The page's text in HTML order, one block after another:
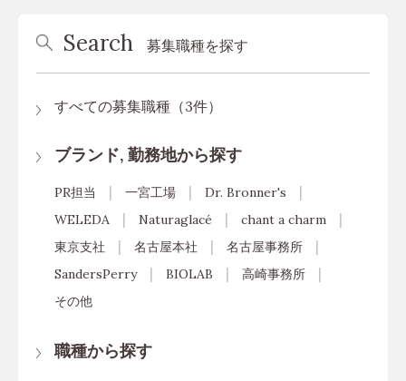
Search 募集職種を探す
すべての募集職種（3件）
ブランド, 勤務地から探す
PR担当 一宮工場
Dr. Bronner's
WELEDA
Naturaglacé
chant a charm
東京支社
名古屋本社
名古屋事務所
SandersPerry
BIOLAB
高崎事務所
その他
職種から探す